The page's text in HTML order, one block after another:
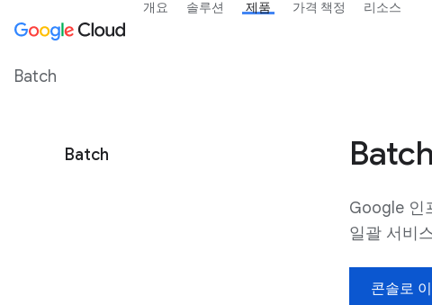
Batch Batch
Google 인
일괄 서비
콘솔로
개요 솔루션 제품 가격 책정 리소스
Batch